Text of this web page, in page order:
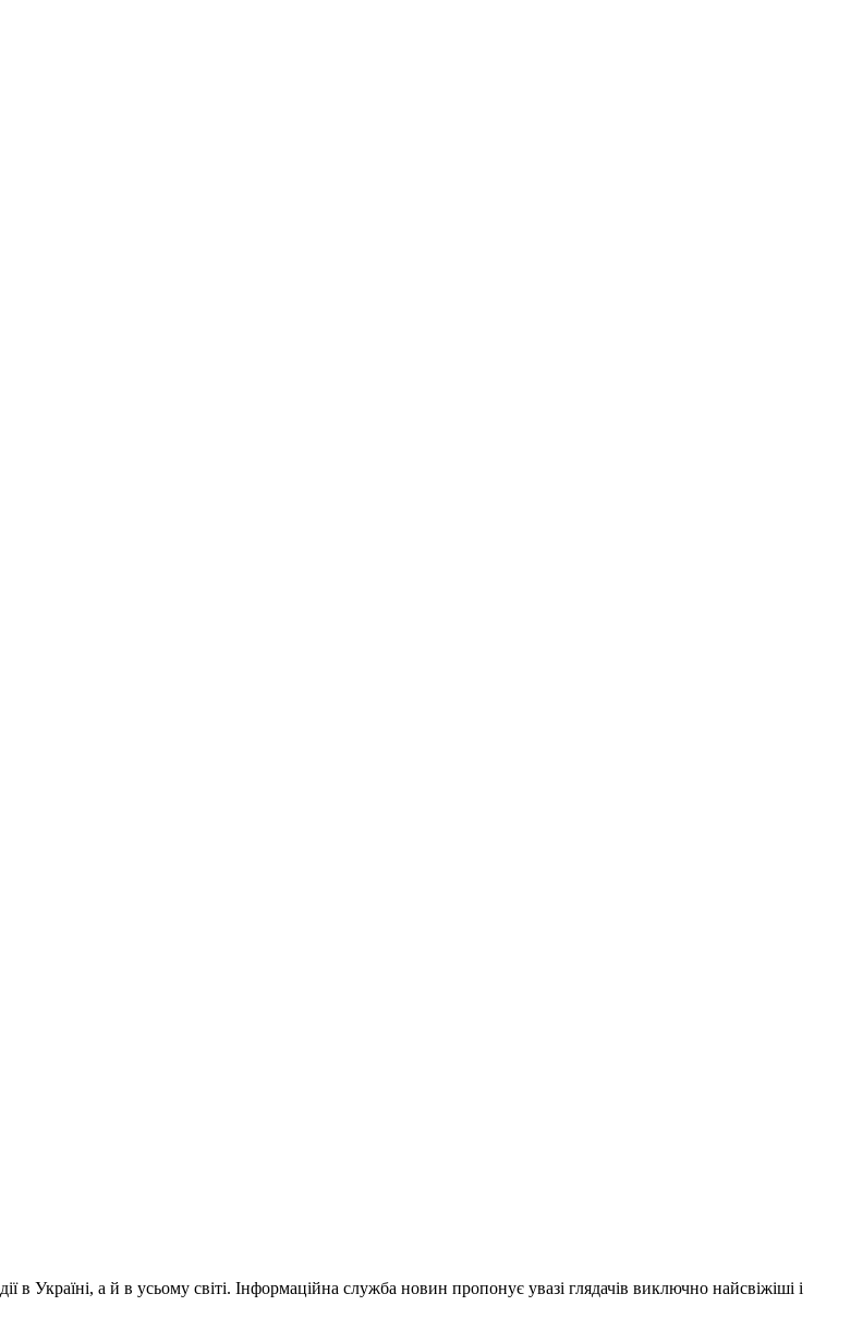
Україні, а й в усьому світі. Інформаційна служба новин пропонує увазі глядачів виключно найсвіжіші і